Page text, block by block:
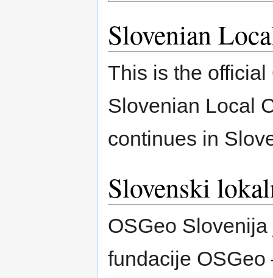
Slovenian
This is the
Slovenian Local
continues in
Slovenski
OSGeo
fundacije